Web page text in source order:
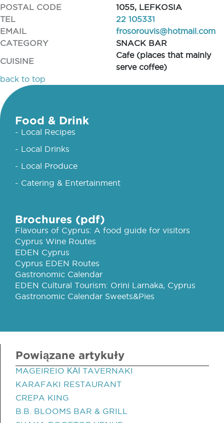
POSTAL CODE
1055, LEFKOSIA
TEL
22 105331
EMAIL
frosorouvis@hotmail.com
CATEGORY
SNACK BAR
CUISINE
Cafe (places that mainly
serve coffee)
back to top
Food & Drink
- Local Recipes
- Local Drinks
- Local Produce
- Catering & Entertainment
Brochures (pdf)
Flavours of Cyprus: A food guide for visitors
Cyprus Wine Routes
EDEN Cyprus
Cyprus EDEN Routes
Gastronomic Calendar
EDEN Cultural Tourism: Orini Larnaka, Cyprus
Gastronomic Calendar Sweets&Pies
Powiązane artykuły
MAGEIREIO ΚΑΙ TAVERNAKI
KARAFAKI RESTAURANT
CREPA KING
B.B. BLOOMS BAR & GRILL